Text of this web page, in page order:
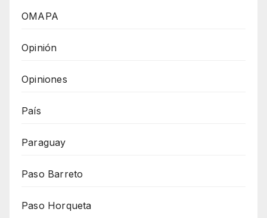
OMAPA
Opinión
Opiniones
País
Paraguay
Paso Barreto
Paso Horqueta